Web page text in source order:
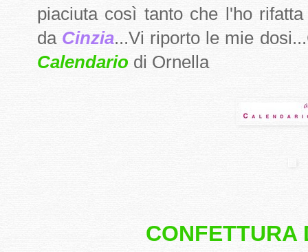
piaciuta così tanto che l'ho
da Cinzia...Vi riporto le mie
Calendario di Ornella
CONFETTURA